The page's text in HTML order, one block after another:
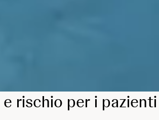
e rischio per i pazienti